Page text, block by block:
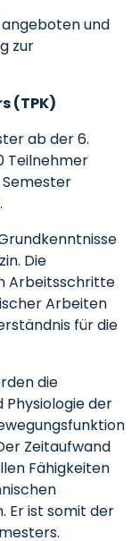
und
zur
(TPK)
ab der 6.
Teilnehmer
Die
Arbeitsschritte
Arbeiten
für die
die
der
Zeitaufwand
Fähigkeiten
Er ist somit der